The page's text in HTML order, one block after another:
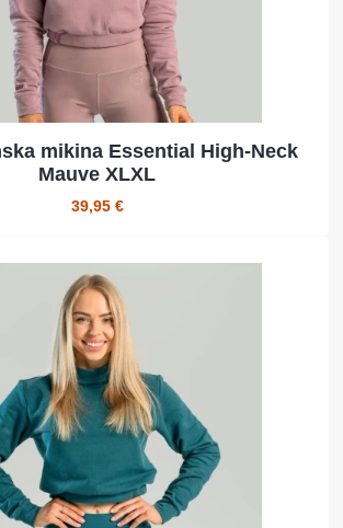
mikina Essential High-Neck
Mauve XLXL
39,95 €